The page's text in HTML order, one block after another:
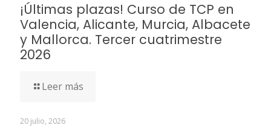
¡Últimas plazas! Curso de TCP en
Valencia, Alicante, Murcia, Albacete
y Mallorca. Tercer cuatrimestre
2026
Leer más
20 julio, 2026